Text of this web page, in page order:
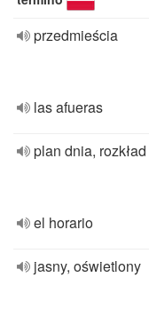
przedmieścia
las afueras
plan dnia, rozkład
el horario
jasny, oświetlony